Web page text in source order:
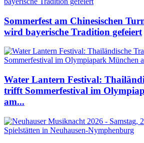
Sommerfest am Chinesischen
wird bayerische Tradition gefeiert
Water Lantern Festival:
trifft Sommerfestival im
am...